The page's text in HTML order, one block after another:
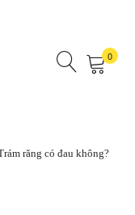
0
răng có đau không?